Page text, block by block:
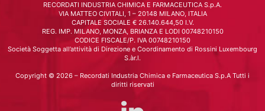
RECORDATI INDUSTRIA CHIMICA E FARMACEUTICA S.p.A.
VIA MATTEO CIVITALI, 1 – 20148 MILANO, ITALIA
CAPITALE SOCIALE € 26.140.644,50 I.V.
REG. IMP. MILANO, MONZA, BRIANZA E LODI 00748210150
CODICE FISCALE/P. IVA 00748210150
Società Soggetta all’attività di Direzione e Coordinamento di Rossini Luxembourg
S.àr.l.
Copyright © 2026 – Recordati Industria Chimica e Farmaceutica S.p.A Tutti i
diritti riservati